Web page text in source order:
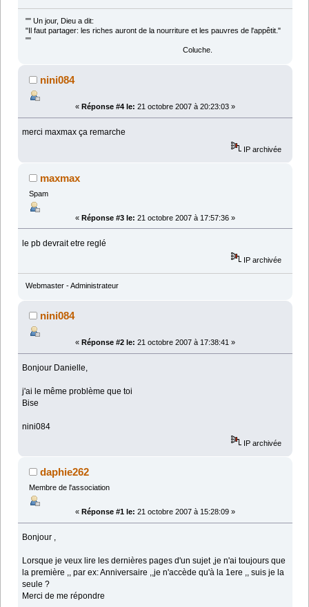
"" Un jour, Dieu a dit:
"Il faut partager: les riches auront de la nourriture et les pauvres de l'appêtit."
""
Coluche.
nini084
« Réponse #4 le: 21 octobre 2007 à 20:23:03 »
merci maxmax ça remarche
IP archivée
maxmax
Spam
« Réponse #3 le: 21 octobre 2007 à 17:57:36 »
le pb devrait etre reglé
IP archivée
Webmaster - Administrateur
nini084
« Réponse #2 le: 21 octobre 2007 à 17:38:41 »
Bonjour Danielle,
j'ai le même problème que toi
Bise
nini084
IP archivée
daphie262
Membre de l'association
« Réponse #1 le: 21 octobre 2007 à 15:28:09 »
Bonjour ,
Lorsque je veux lire les dernières pages d'un sujet ,je n'ai toujours que
la première ,, par ex: Anniversaire ,,je n'accède qu'à la 1ere ,, suis je la
seule ?
Merci de me répondre